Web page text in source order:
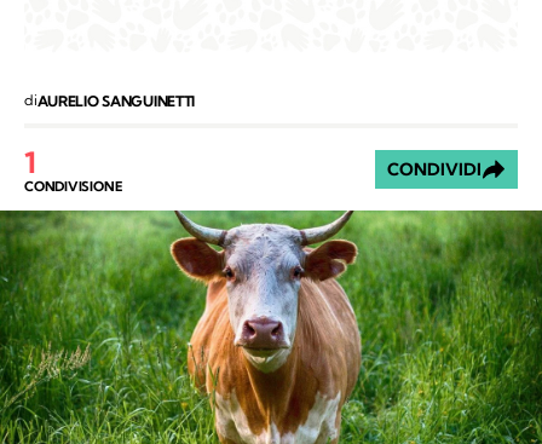
diAURELIO SANGUINETTI
1
CONDIVISIONE
CONDIVIDI